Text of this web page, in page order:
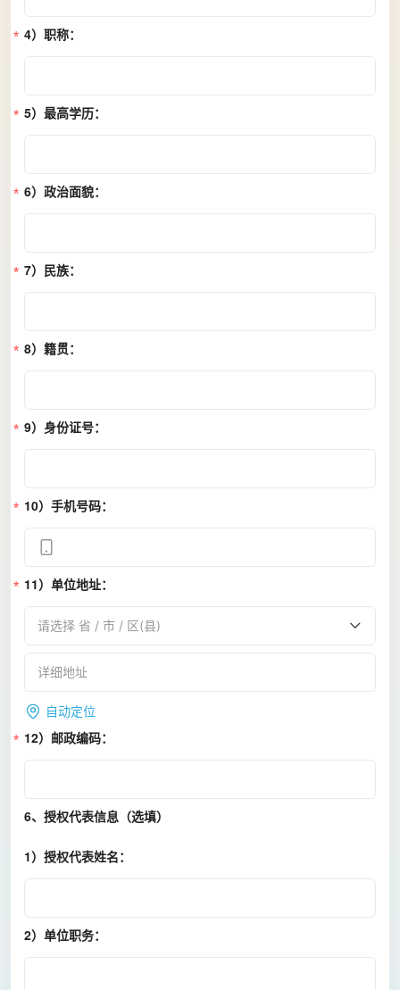
4）职称：
5）最高学历：
6）政治面貌：
7）民族：
8）籍贯：
9）身份证号：
10）手机号码：
11）单位地址：
请选择 省 / 市 / 区(县)
自动定位
12）邮政编码：
6、授权代表信息（选填）
1）授权代表姓名：
2）单位职务：